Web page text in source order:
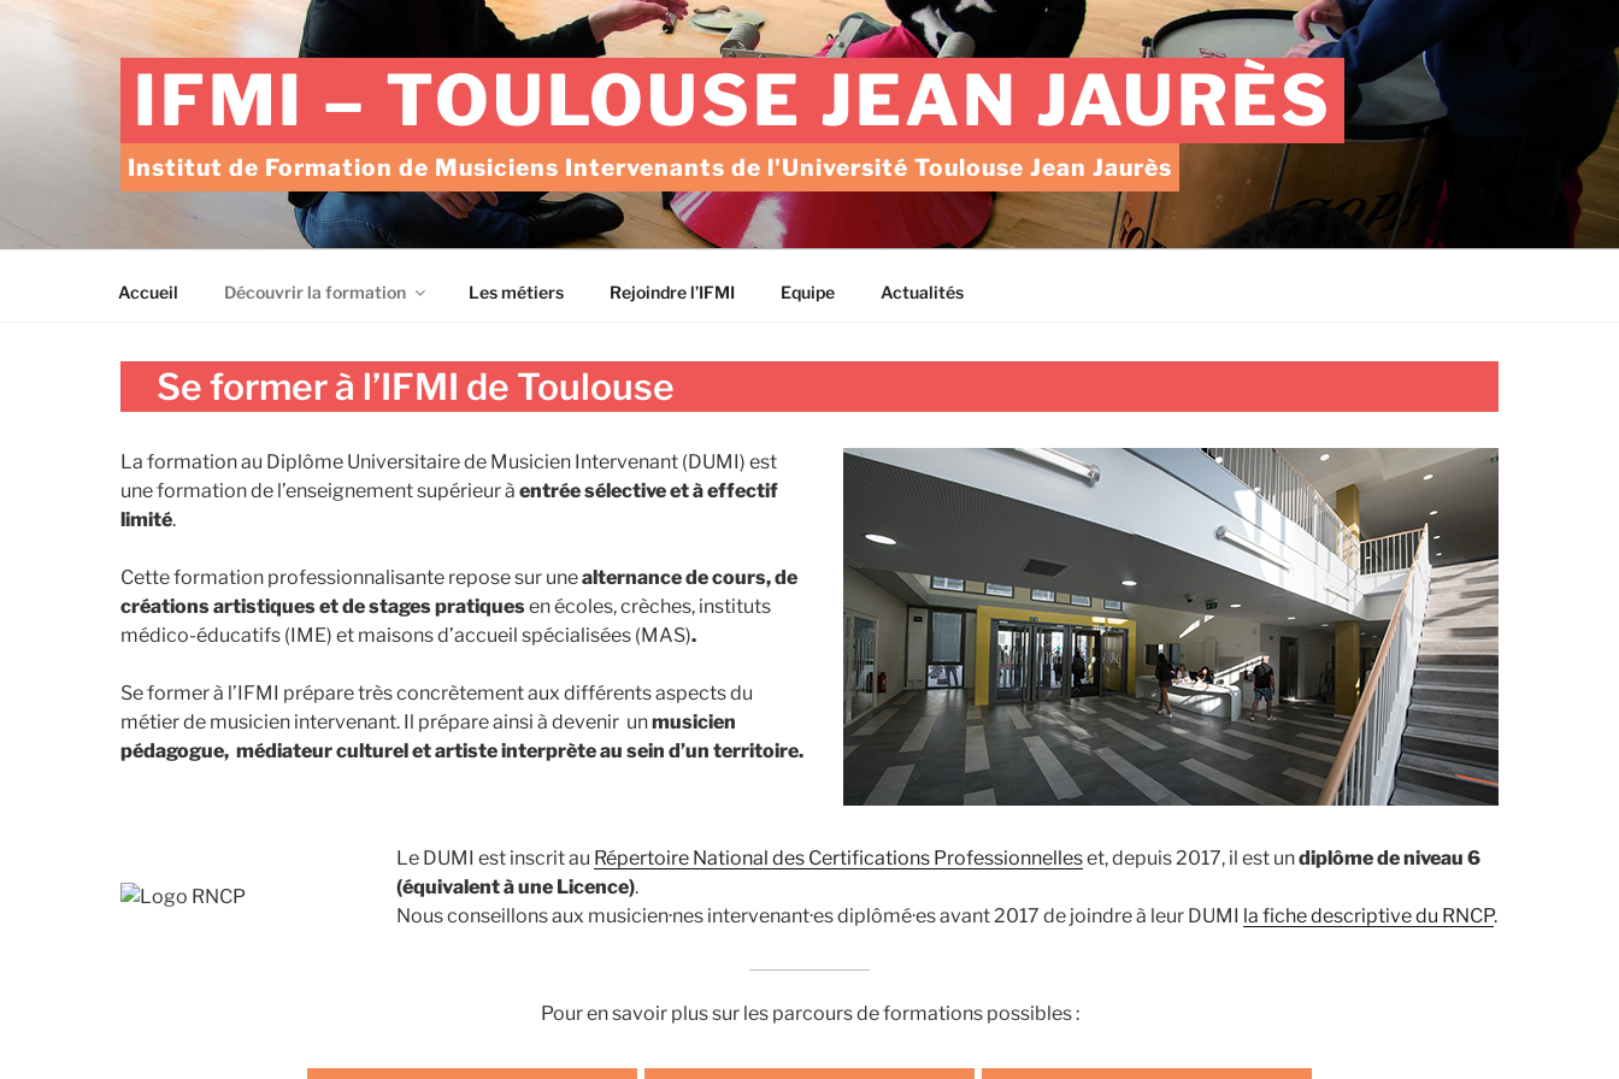
IFMI – TOULOUSE JEAN JAURÈS
Institut de Formation de Musiciens Intervenants de l'Université Toulouse Jean Jaurès
Accueil Découvrir la formation Les métiers Rejoindre l’IFMI Equipe Actualités
Se former à l’IFMI de Toulouse
La formation au Diplôme Universitaire de Musicien Intervenant (DUMI) est
une formation de l’enseignement supérieur à entrée sélective et à effectif
limité.
Cette formation professionnalisante repose sur unealternance de cours, de
créations artistiques et de stages pratiquesen écoles, crèches, instituts
médico-éducatifs (IME) et maisons d’accueil spécialisées (MAS).
Se former à l’IFMI prépare très concrètement aux différents aspects du
métier de musicien intervenant. Il prépare ainsi à devenir unmusicien
pédagogue, médiateur culturel et artiste interprète au sein d’un territoire.
Le DUMI est inscrit au Répertoire National des Certifications Professionnelleset, depuis 2017, il est undiplôme de niveau 6
(équivalent à une Licence).
Nous conseillons aux musicien·nes intervenant·es diplômé·es avant 2017 de joindre à leur DUMI la fiche descriptive du RNCP.
Pour en savoir plus sur les parcours de formations possibles :